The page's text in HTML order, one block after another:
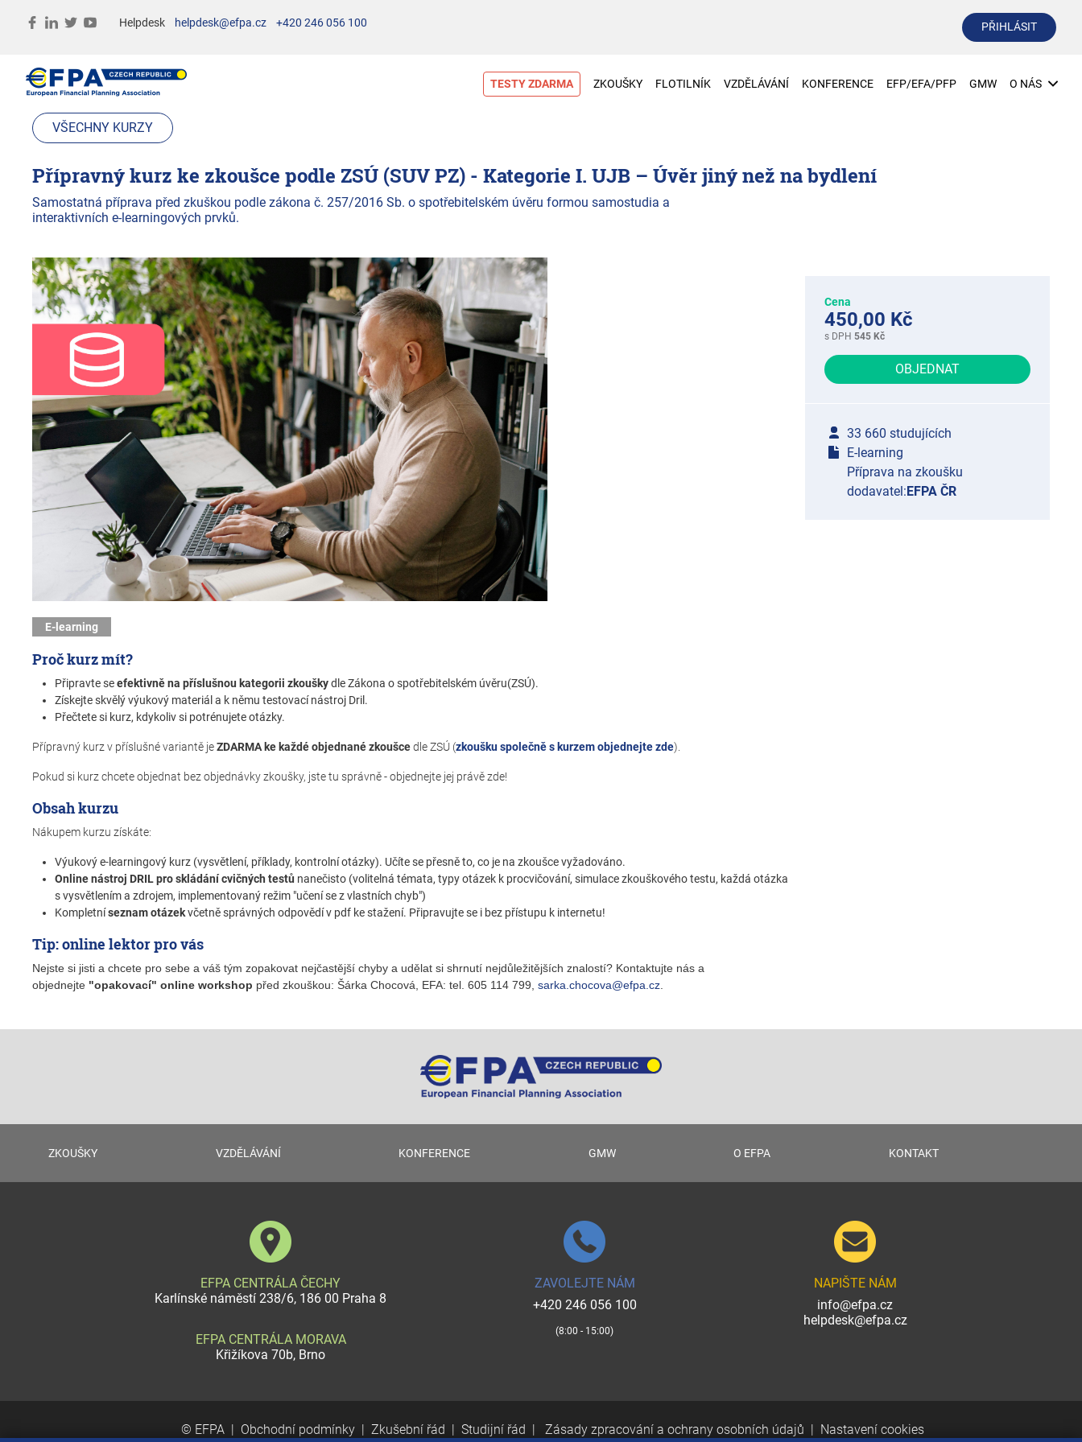
Helpdesk helpdesk@efpa.cz +420 246 056 100 PŘIHLÁSIT
TESTY ZDARMA ZKOUŠKY FLOTILNÍK VZDĚLÁVÁNÍ KONFERENCE EFP/EFA/PFP GMW O NÁS
VŠECHNY KURZY
Přípravný kurz ke zkoušce podle ZSÚ (SUV PZ) - Kategorie I. UJB – Úvěr jiný než na bydlení
Samostatná příprava před zkuškou podle zákona č. 257/2016 Sb. o spotřebitelském úvěru formou samostudia a
interaktivních e-learningových prvků.
E-learning
Proč kurz mít?
Připravte seefektivně na příslušnou kategorii zkouškydle Zákona o spotřebitelském úvěru(ZSÚ).
Získejte skvělý výukový materiál a k němu testovací nástroj Dril.
Přečtete si kurz, kdykoliv si potrénujete otázky.
Přípravný kurz v příslušné variantě jeZDARMA ke každé objednané zkoušcedle ZSÚ (zkoušku společně s kurzem objednejte zde).
Pokud si kurz chcete objednat bez objednávky zkoušky, jste tu správně - objednejte jej právě zde!
Obsah kurzu
Nákupem kurzu získáte:
Výukový e-learningový kurz (vysvětlení, příklady, kontrolní otázky). Učíte se přesně to, co je na zkoušce vyžadováno.
Online nástroj DRIL pro skládání cvičných testů nanečisto (volitelná témata, typy otázek k procvičování, simulace zkouškového testu, každá otázka
s vysvětlením a zdrojem, implementovaný režim "učení se z vlastních chyb")
Kompletníseznam otázekvčetně správných odpovědí v pdf ke stažení. Připravujte se i bez přístupu k internetu!
Tip: online lektor pro vás
Nejste si jisti a chcete pro sebe a váš tým zopakovat nejčastější chyby a udělat si shrnutí nejdůležitějších znalostí? Kontaktujte nás a
objednejte "opakovací" online workshop před zkouškou: Šárka Chocová, EFA: tel. 605 114 799, sarka.chocova@efpa.cz
Cena
450,00 Kč
s DPH 545 Kč
OBJEDNAT
33 660 studujících
E-learning
Příprava na zkoušku
dodavatel:EFPA ČR
ZKOUŠKY VZDĚLÁVÁNÍ KONFERENCE GMW O EFPA KONTAKT
EFPA CENTRÁLA ČECHY
Karlínské náměstí 238/6, 186 00 Praha 8
EFPA CENTRÁLA MORAVA
Křižíkova 70b, Brno
ZAVOLEJTE NÁM
+420 246 056 100
(8:00 - 15:00)
NAPIŠTE NÁM
info@efpa.cz
helpdesk@efpa.cz
© EFPA Obchodní podmínky Zkušební řád Studijní řád Zásady zpracování a ochrany osobních údajů Nastavení cookies